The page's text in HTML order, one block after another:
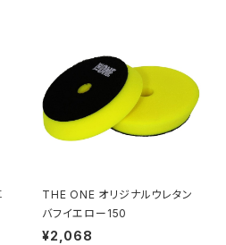
THE ONE オリジナルウレタン
バフイエロー150
¥2,068